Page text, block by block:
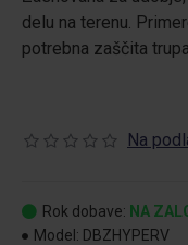
delu na terenu.
potrebna zaščita
Na
Rok dobave: NA
Model: DBZHYPERV